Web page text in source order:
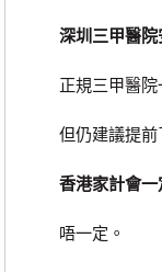
深圳三甲醫院
正規三甲醫院
但仍建議提前
香港家計會一
唔一定。